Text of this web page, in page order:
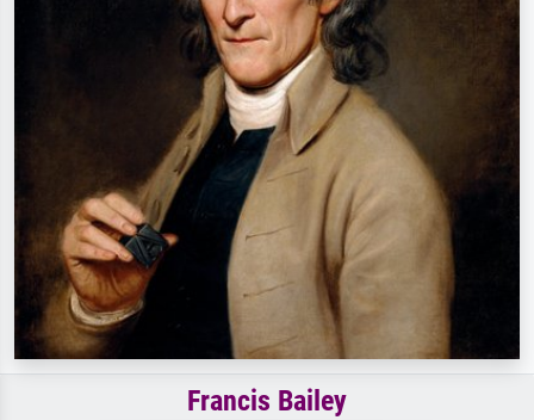
Francis Bailey